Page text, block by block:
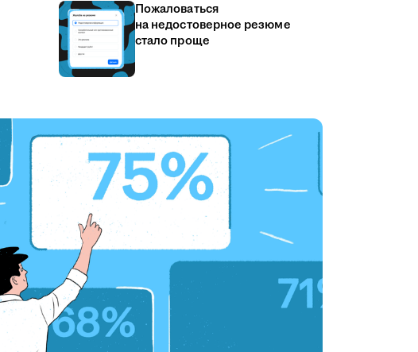
Пожаловаться
на недостоверное резюме
стало проще